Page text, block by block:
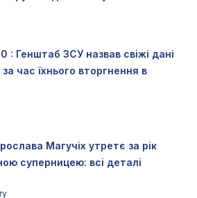
: Генштаб ЗСУ назвав свіжі дані
час їхнього вторгнення в
Магучіх утретє за рік
суперницею: всі деталі